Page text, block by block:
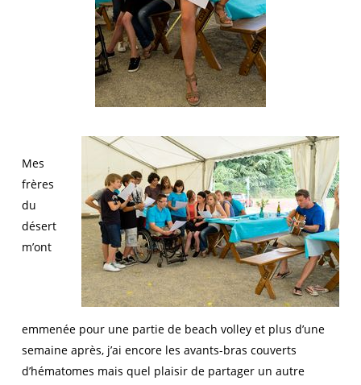
Mes
frères
du
désert
m’ont
emmenée pour une partie de beach volley et plus d’une
semaine après, j’ai encore les avants-bras couverts
d’hématomes mais quel plaisir de partager un autre